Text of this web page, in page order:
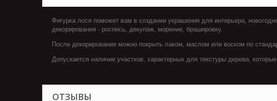
Фигурка лося поможет вам в создании украшения для интерьера,
декорирования - роспись, декупаж, морение, брашировку.
После декорирования можно покрыть лаком, маслом или воском по
Допускается наличие участков, характерных для текстуры дерева,
ОТЗЫВЫ